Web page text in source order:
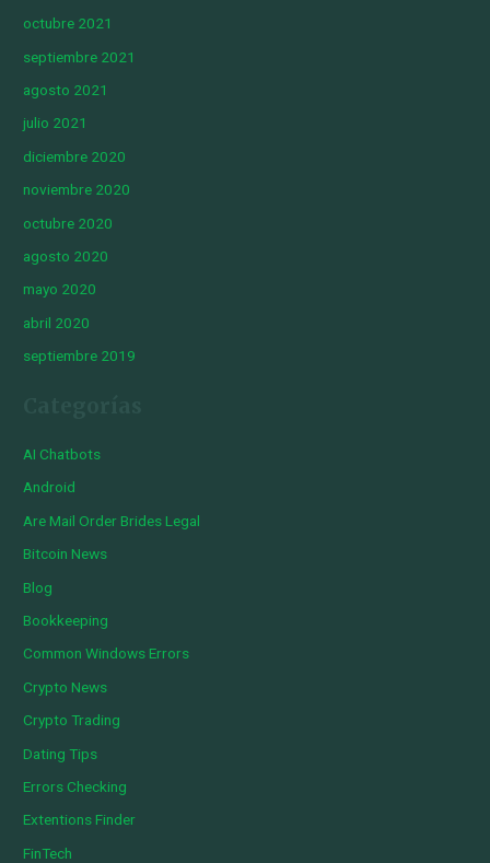
octubre 2021
septiembre 2021
agosto 2021
julio 2021
diciembre 2020
noviembre 2020
octubre 2020
agosto 2020
mayo 2020
abril 2020
septiembre 2019
AI Chatbots
Android
Are Mail Order Brides Legal
Bitcoin News
Blog
Bookkeeping
Common Windows Errors
Crypto News
Crypto Trading
Dating Tips
Errors Checking
Extentions Finder
FinTech